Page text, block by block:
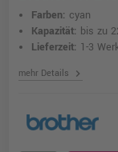
Farben: cyan
Kapazität: bis zu
Lieferzeit: 1-3
mehr Details chevron_right